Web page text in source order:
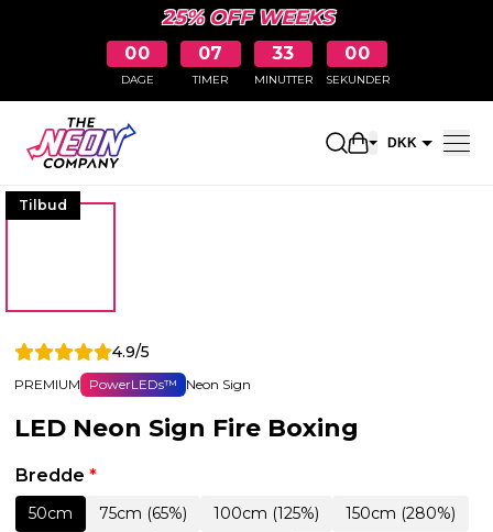
25% OFF WEEKS
00
DAGE
07
TIMER
32
MINUTTER
59
SEKUNDER
Åbn DKK
Tilbud
4.9/5
PREMIUM PowerLEDs™ Neon Sign
LED Neon Sign Fire Boxing
Bredde *
50cm 75cm (65%) 100cm (125%)
150cm (280%)